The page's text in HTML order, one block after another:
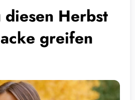
Herbst
greifen